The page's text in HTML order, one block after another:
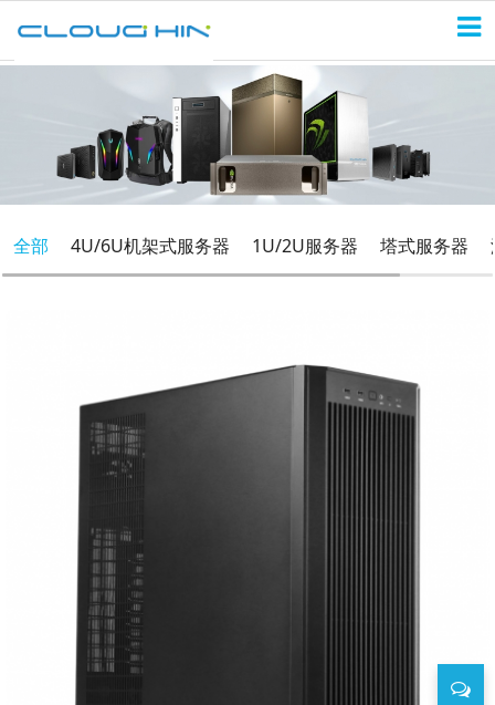
全部 4U/6U机架式服务器 1U/2U服务器 塔式服务器